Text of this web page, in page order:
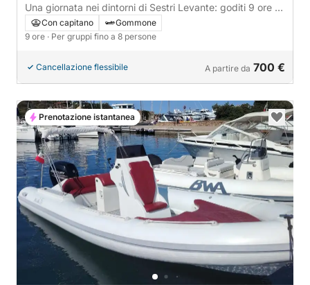
Una giornata nei dintorni di Sestri Levante: goditi 9 ore di
scoperta a bordo di un motoscafo.
Con capitano
Gommone
9 ore · Per gruppi fino a 8 persone
Cancellazione flessibile A partire da 700 €
Prenotazione istantanea